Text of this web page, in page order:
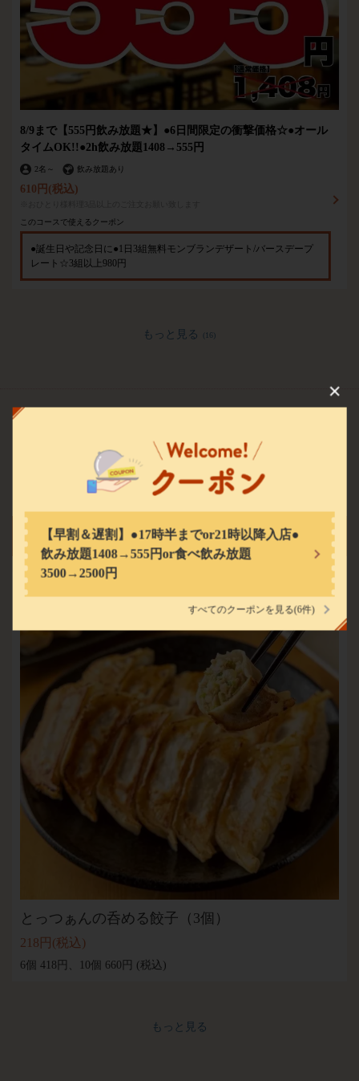
【早割＆遅割】●17時半までor21時以降入店●
飲み放題1408→555円or食べ飲み放題
3500→2500円
すべてのクーポンを見る(6件)
8/9まで【555円飲み放題★】●6日間限定の衝撃価格☆●オール
タイムOK!!●2h飲み放題1408→555円
2名 ～ 飲み放題あり
610円 (税込)
このコースで使えるクーポン
●誕生日や記念日に●1日3組無料モンブランデザート/バースデープ
レート☆3組以上980円
もっと見る (16)
◆ 餃子 ◆
とっつぁんの呑める餃子（3個）
218円 (税込)
6個 418円、10個 660円 (税込)
もっと見る
東京都豊島区西池袋１-13-1 タグリート池袋2・3階
https://tottsuanikebukuro.owst.jp/
閉じる